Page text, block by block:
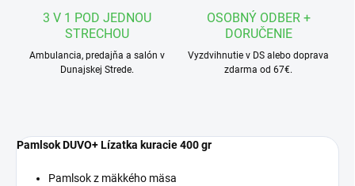
3 V 1 POD JEDNOU
STRECHOU
Ambulancia, predajňa a salón v
Dunajskej Strede.
OSOBNÝ ODBER +
DORUČENIE
Vyzdvihnutie v DS alebo doprava
zdarma od 67€.
Pamlsok DUVO+ Lízatka kuracie 400 gr
Pamlsok z mäkkého mäsa